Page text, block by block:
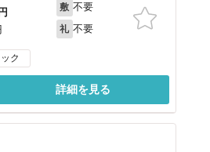
敷 不要
礼 不要
ク
詳細を見る